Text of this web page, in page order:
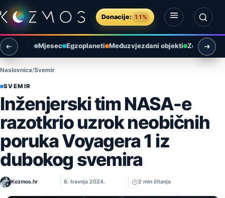
Preskoči na sadržaj
Donacije: 11%
Otvori izbornik
Otvori pretragu
Mjesec Egzoplaneti Međuzvjezdani objekti Zemlja i
Naslovnica Svemir
SVEMIR
Inženjerski tim NASA-e
razotkrio uzrok neobičnih
poruka Voyagera 1 iz
dubokog svemira
Kozmos.hr 6. travnja 2024. 2 min čitanja